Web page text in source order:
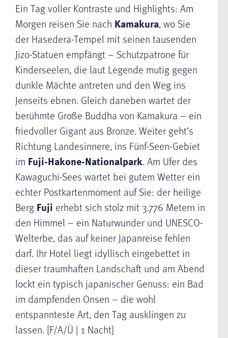
Ein Tag voller Kontraste und Highlights: Am
Morgen reisen Sie nach Kamakura, wo Sie
der Hasedera-Tempel mit seinen tausenden
Jizo-Statuen empfängt – Schutzpatrone für
Kinderseelen, die laut Legende mutig gegen
dunkle Mächte antreten und den Weg ins
Jenseits ebnen. Gleich daneben wartet der
berühmte Große Buddha von Kamakura – ein
friedvoller Gigant aus Bronze. Weiter geht’s
Richtung Landesinnere, ins Fünf-Seen-Gebiet
im Fuji-Hakone-Nationalpark. Am Ufer des
Kawaguchi-Sees wartet bei gutem Wetter ein
echter Postkartenmoment auf Sie: der heilige
Berg Fuji erhebt sich stolz mit 3.776 Metern in
den Himmel – ein Naturwunder und UNESCO-
Welterbe, das auf keiner Japanreise fehlen
darf. Ihr Hotel liegt idyllisch eingebettet in
dieser traumhaften Landschaft und am Abend
lockt ein typisch japanischer Genuss: ein Bad
im dampfenden Onsen – die wohl
entspannteste Art, den Tag ausklingen zu
lassen. [F/A/Ü | 1 Nacht]